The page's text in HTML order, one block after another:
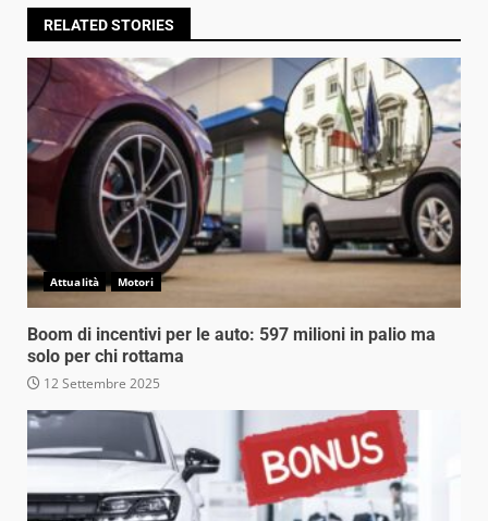
RELATED STORIES
Attualità Motori
Boom di incentivi per le auto: 597 milioni in palio ma
solo per chi rottama
12 Settembre 2025